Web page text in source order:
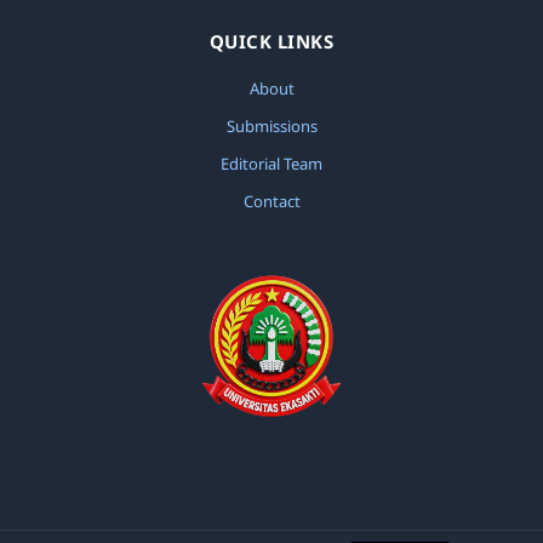
(2021): Jurnal Ilmiah Pendidikan Scholastic
QUICK LINKS
About
Submissions
Editorial Team
Contact